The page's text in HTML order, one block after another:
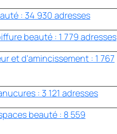
: 34 930 adresses
beauté : 1 779 adresses
et d'amincissement : 1 767
: 3 121 adresses
beauté : 8 559